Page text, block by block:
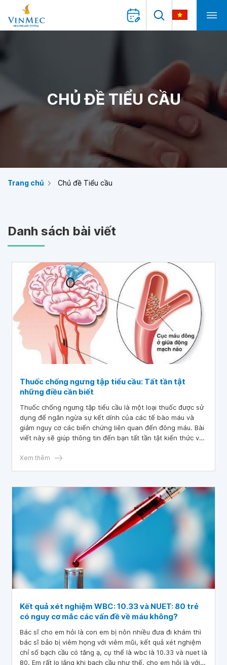
CHỦ ĐỀ TIỂU CẦU
Trang chủ Chủ đề Tiểu cầu
Danh sách bài viết
Thuốc chống ngưng tập tiểu cầu: Tất tần tật
những điều cần biết
Thuốc chống ngưng tập tiểu cầu là một loại thuốc được sử
dụng để ngăn ngừa sự kết dính của các tế bào máu và
giảm nguy cơ các biến chứng liên quan đến đông máu. Bài
viết này sẽ giúp thông tin đến bạn tất tần tật kiến thức về
Xem thêm
Kết quả xét nghiệm WBC: 10.33 và NUET: 80 trẻ
có nguy cơ mắc các vấn đề về máu không?
Bác sĩ cho em hỏi là con em bị nôn nhiều đưa đi khám thì
bác sĩ bảo bị viêm họng với viêm mũi, kết quả xét nghiệm
chỉ số bạch cầu có tăng ạ, cụ thể là wbc là 10.33 và nuet là
80. Em rất lo lắng khi bạch cầu như thế, cho em hỏi là với